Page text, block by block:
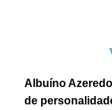
Albuíno
de